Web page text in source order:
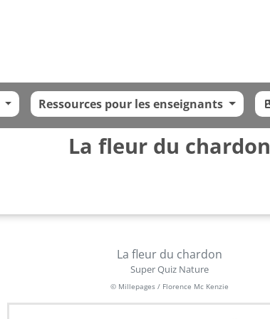
Ressources pour les enseignants
La fleur du chardon
La fleur du chardon
Super Quiz Nature
© Millepages / Florence Mc Kenzie